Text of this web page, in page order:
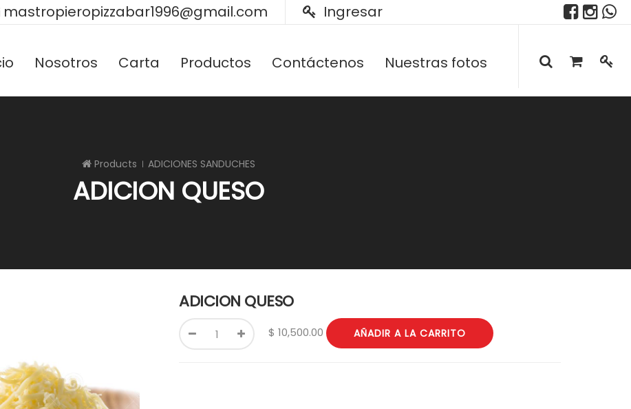
mastropieropizzabar1996@gmail.com Ingresar
Nosotros Carta Productos Contáctenos Nuestras fotos
Products ADICIONES SANDUCHES
ADICION QUESO
ADICION QUESO
$ 10,500.00 AÑADIR A LA CARRITO